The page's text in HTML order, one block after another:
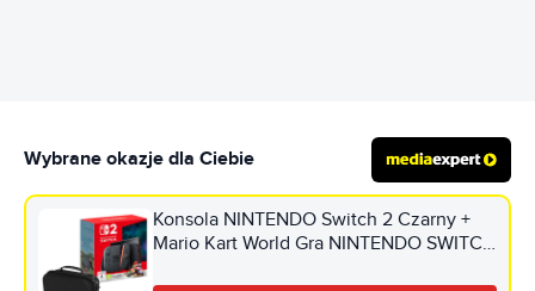
Wybrane okazje dla Ciebie
Konsola NINTENDO Switch 2 Czarny +
Mario Kart World Gra NINTENDO SWITCH